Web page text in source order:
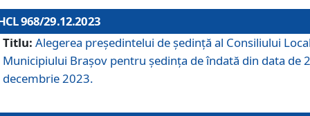
968/29.12.2023
Titlu: Alegerea preşedintelui de şedinţă al Consiliului
Municipiului Braşov pentru ședința de îndată din data de
decembrie 2023.